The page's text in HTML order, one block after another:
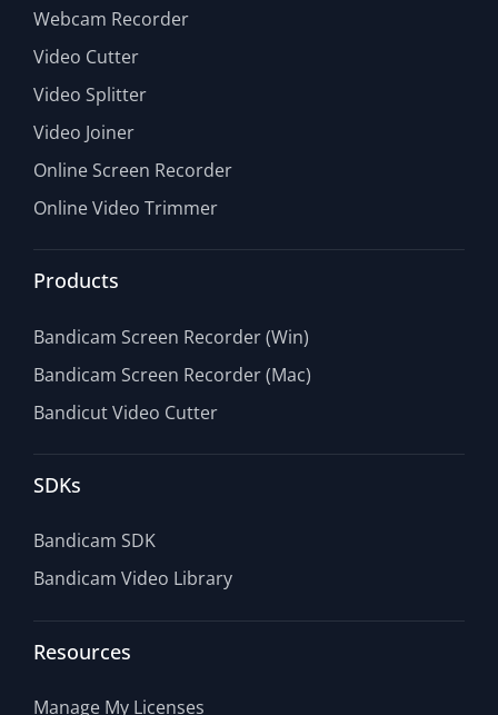
Webcam Recorder
Video Cutter
Video Splitter
Video Joiner
Online Screen Recorder
Online Video Trimmer
Products
Bandicam Screen Recorder (Win)
Bandicam Screen Recorder (Mac)
Bandicut Video Cutter
SDKs
Bandicam SDK
Bandicam Video Library
Resources
Manage My Licenses